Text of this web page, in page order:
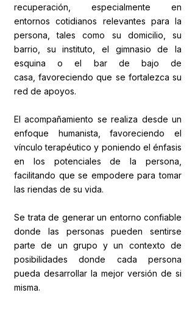
recuperación, especialmente en
entornos cotidianos relevantes para la
persona, tales como su domicilio, su
barrio, su instituto, el gimnasio de la
esquina o el bar de bajo de
casa,favoreciendo que se fortalezca su
red de apoyos.
El acompañamiento se realiza desde un
enfoque humanista, favoreciendo el
vínculo terapéutico y poniendo el énfasis
en los potenciales de la persona,
facilitando que se empodere para tomar
las riendas de su vida.
Se trata de generar un entorno confiable
donde las personas pueden sentirse
parte de un grupo y un contexto de
posibilidades donde cada persona
pueda desarrollar la mejor versión de si
misma.